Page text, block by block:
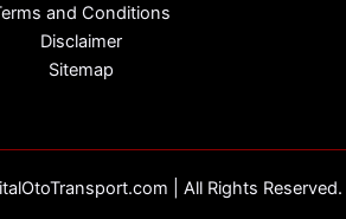
and Conditions
Disclaimer
Sitemap
| All Rights Reserved.